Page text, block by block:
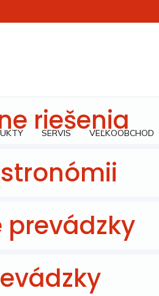
SERVIS VEĽKOOBCHOD
riešenia
prevádzky